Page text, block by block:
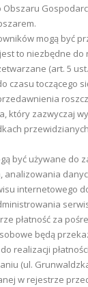
mogą być
to niezbędne do
(art. 5 ust.
czasu toczącego
który zazwyczaj
być używane do
analizowania
internetowego
płatność za
będą
realizacji
(ul.
w rejestrze